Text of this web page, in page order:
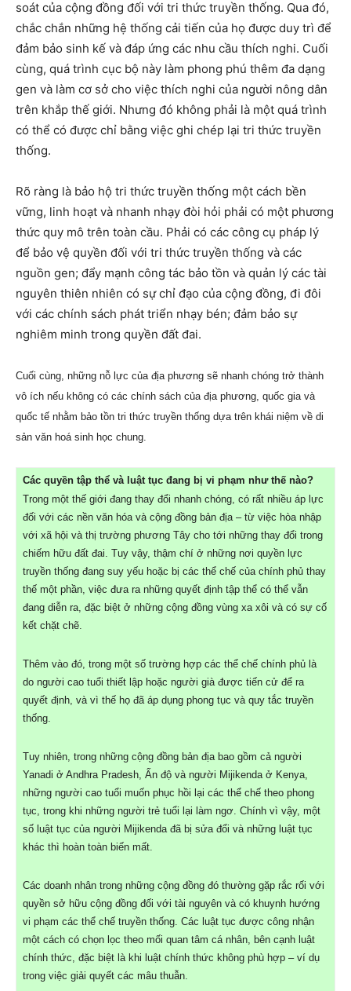
soát của cộng đồng đối với tri thức truyền thống. Qua đó,
chắc chắn những hệ thống cải tiến của họ được duy trì để
đảm bảo sinh kế và đáp ứng các nhu cầu thích nghi. Cuối
cùng, quá trình cục bộ này làm phong phú thêm đa dạng
gen và làm cơ sở cho việc thích nghi của người nông dân
trên khắp thế giới. Nhưng đó không phải là một quá trình
có thể có được chỉ bằng việc ghi chép lại tri thức truyền
thống.
Rõ ràng là bảo hộ tri thức truyền thống một cách bền
vững, linh hoạt và nhanh nhạy đòi hỏi phải có một phương
thức quy mô trên toàn cầu. Phải có các công cụ pháp lý
để bảo vệ quyền đối với tri thức truyền thống và các
nguồn gen; đẩy mạnh công tác bảo tồn và quản lý các tài
nguyên thiên nhiên có sự chỉ đạo của cộng đồng, đi đôi
với các chính sách phát triển nhạy bén; đảm bảo sự
nghiêm minh trong quyền đất đai.
Cuối cùng, những nỗ lực của địa phương sẽ nhanh chóng trở thành
vô ích nếu không có các chính sách của địa phương, quốc gia và
quốc tế nhằm bảo tồn tri thức truyền thống dựa trên khái niệm về di
sản văn hoá sinh học chung.
Các quyền tập thể và luật tục đang bị vi phạm như thế nào?
Trong một thế giới đang thay đổi nhanh chóng, có rất nhiều áp lực
đối với các nền văn hóa và cộng đồng bản địa – từ việc hòa nhập
với xã hội và thị trường phương Tây cho tới những thay đổi trong
chiếm hữu đất đai. Tuy vậy, thậm chí ở những nơi quyền lực
truyền thống đang suy yếu hoặc bị các thể chế của chính phủ thay
thế một phần, việc đưa ra những quyết định tập thể có thể vẫn
đang diễn ra, đặc biệt ở những cộng đồng vùng xa xôi và có sự cố
kết chặt chẽ.
Thêm vào đó, trong một số trường hợp các thể chế chính phủ là
do người cao tuổi thiết lập hoặc người già được tiến cử để ra
quyết định, và vì thế họ đã áp dụng phong tục và quy tắc truyền
thống.
Tuy nhiên, trong những cộng đồng bản địa bao gồm cả người
Yanadi ở Andhra Pradesh, Ấn độ và người Mijikenda ở Kenya,
những người cao tuổi muốn phục hồi lại các thể chế theo phong
tục, trong khi những người trẻ tuổi lại làm ngơ. Chính vì vậy, một
số luật tục của người Mijikenda đã bị sửa đổi và những luật tục
khác thì hoàn toàn biến mất.
Các doanh nhân trong những cộng đồng đó thường gặp rắc rối với
quyền sở hữu cộng đồng đối với tài nguyên và có khuynh hướng
vi phạm các thể chế truyền thống. Các luật tục được công nhận
một cách có chọn lọc theo mối quan tâm cá nhân, bên cạnh luật
chính thức, đặc biệt là khi luật chính thức không phù hợp – ví dụ
trong việc giải quyết các mâu thuẫn.